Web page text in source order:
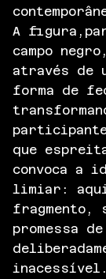
A
campo
através de
forma de
que
convoca a
limiar:
fragmento,
promessa